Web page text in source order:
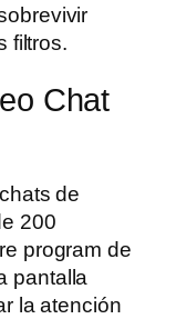
filtros.
Chat
de
200
program de
pantalla
la atención